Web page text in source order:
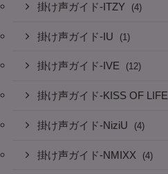
掛け声ガイド-ITZY (4)
掛け声ガイド-IU (1)
掛け声ガイド-IVE (12)
掛け声ガイド-KISS OF LIFE
掛け声ガイド-NiziU (4)
掛け声ガイド-NMIXX (4)